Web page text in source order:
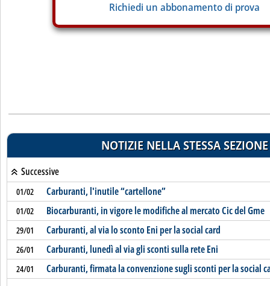
Richiedi un abbonamento di prova
NOTIZIE NELLA STESSA SEZIONE
Successive
01/02 Carburanti, l'inutile “cartellone”
01/02 Biocarburanti, in vigore le modifiche al mercato Cic del Gme
29/01 Carburanti, al via lo sconto Eni per la social card
26/01 Carburanti, lunedì al via gli sconti sulla rete Eni
24/01 Carburanti, firmata la convenzione sugli sconti per la social